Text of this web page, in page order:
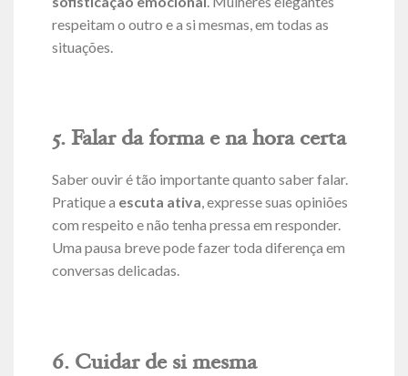
respeitam o outro e a si mesmas, em todas as
situações.
5. Falar da forma e na hora certa
Saber ouvir é tão importante quanto saber falar.
Pratique a escuta ativa, expresse suas opiniões
com respeito e não tenha pressa em responder.
Uma pausa breve pode fazer toda diferença em
conversas delicadas.
6. Cuidar de si mesma